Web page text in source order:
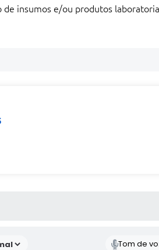
insumos e/ou produtos
Tom de